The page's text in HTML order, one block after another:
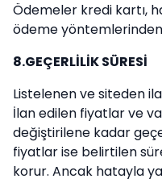
Ödemeler kredi kartı,
ödeme yöntemlerinden
8.GEÇERLİLİK SÜRESİ
Listelenen ve siteden
İlan edilen fiyatlar ve
değiştirilene kadar
fiyatlar ise belirtilen
korur. Ancak hatayla